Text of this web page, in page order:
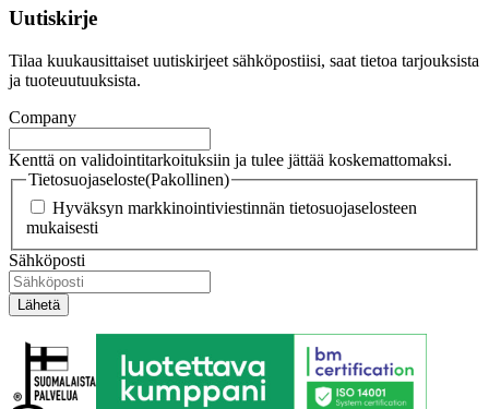
Uutiskirje
Tilaa kuukausittaiset uutiskirjeet sähköpostiisi, saat tietoa tarjouksista
ja tuoteuutuuksista.
Company
Kenttä on validointitarkoituksiin ja tulee jättää koskemattomaksi.
Tietosuojaseloste(Pakollinen)
Hyväksyn markkinointiviestinnän tietosuojaselosteen
mukaisesti
Sähköposti